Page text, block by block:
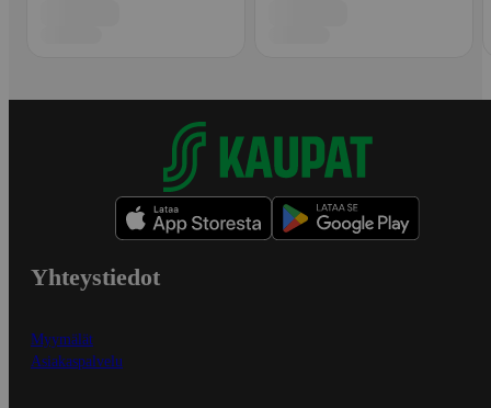
Yhteystiedot
Myymälät
Asiakaspalvelu